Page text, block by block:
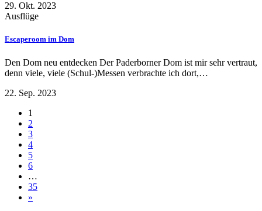
29. Okt. 2023
Ausflüge
Escaperoom im Dom
Den Dom neu entdecken Der Paderborner Dom ist mir sehr vertraut,
denn viele, viele (Schul-)Messen verbrachte ich dort,…
22. Sep. 2023
1
2
3
4
5
6
…
35
»